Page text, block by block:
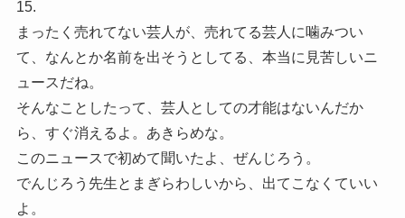
15.
まったく売れてない芸人が、売れてる芸人に噛みつい
て、なんとか名前を出そうとしてる、本当に見苦しいニ
ュースだね。
そんなことしたって、芸人としての才能はないんだか
ら、すぐ消えるよ。あきらめな。
このニュースで初めて聞いたよ、ぜんじろう。
でんじろう先生とまぎらわしいから、出てこなくていい
よ。